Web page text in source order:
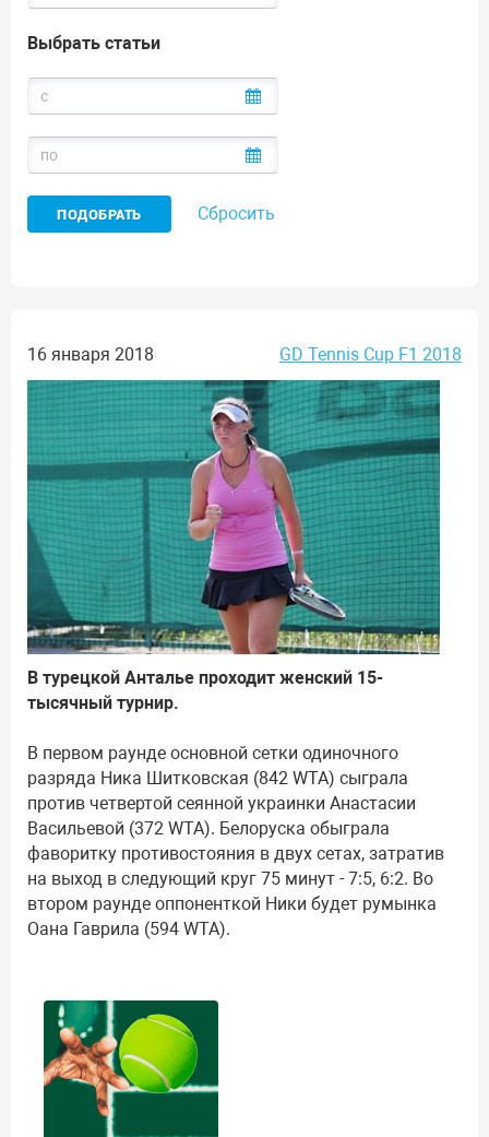
Выбрать статьи
Сбросить
16 января 2018 GD Tennis Cup F1 2018
В турецкой Анталье проходит женский 15-
тысячный турнир.
В первом раунде основной сетки одиночного
разряда Ника Шитковская (842 WTA) сыграла
против четвертой сеянной украинки Анастасии
Васильевой (372 WTA). Белоруска обыграла
фаворитку противостояния в двух сетах, затратив
на выход в следующий круг 75 минут - 7:5, 6:2. Во
втором раунде оппоненткой Ники будет румынка
Оана Гаврила (594 WTA).